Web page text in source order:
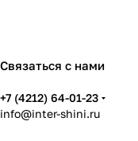
Связаться с нами
+7 (4212) 64-01-23
info@inter-shini.ru